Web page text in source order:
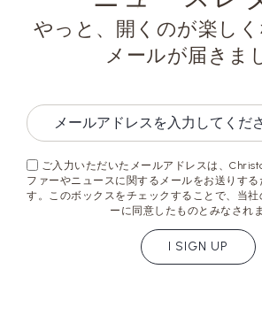
やっと、開くのが楽し
メールが届きま
ご入力いただいたメールアドレスは、
ファーやニュースに関するメールをお送りする
す。このボックスをチェックすることで、当
ーに同意したものとみなされま
I SIGN UP